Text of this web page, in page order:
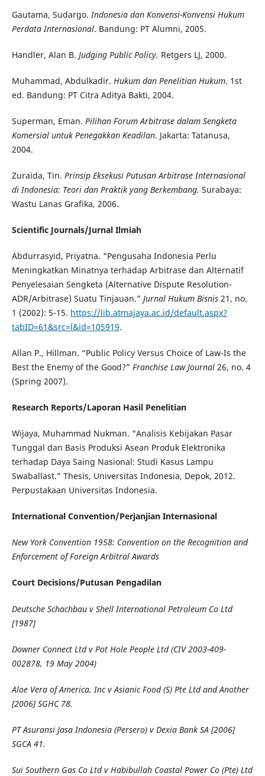
Gautama, Sudargo.Indonesia dan Konvensi-Konvensi Hukum
Perdata Internasional. Bandung: PT Alumni, 2005.
Handler, Alan B. Judging Public Policy. Retgers LJ, 2000.
Muhammad, Abdulkadir. Hukum dan Penelitian Hukum. 1st
ed. Bandung: PT Citra Aditya Bakti, 2004.
Superman, Eman. Pilihan Forum Arbitrase dalam Sengketa
Komersial untuk Penegakkan Keadilan. Jakarta: Tatanusa,
2004.
Zuraida, Tin. Prinsip Eksekusi Putusan Arbitrase Internasional
di Indonesia: Teori dan Praktik yang Berkembang. Surabaya:
Wastu Lanas Grafika, 2006.
Scientific Journals/Jurnal Ilmiah
Abdurrasyid, Priyatna. “Pengusaha Indonesia Perlu
Meningkatkan Minatnya terhadap Arbitrase dan Alternatif
Penyelesaian Sengketa (Alternative Dispute Resolution-
ADR/Arbitrase) Suatu Tinjauan.” Jurnal Hukum Bisnis21, no.
1 (2002): 5-15. https://lib.atmajaya.ac.id/default.aspx?
tabID=61&src=l&id=105919.
Allan P., Hillman. “Public Policy Versus Choice of Law-Is the
Best the Enemy of the Good?” Franchise Law Journal 26, no. 4
(Spring 2007).
Research Reports/Laporan Hasil Penelitian
Wijaya, Muhammad Nukman. “Analisis Kebijakan Pasar
Tunggal dan Basis Produksi Asean Produk Elektronika
terhadap Daya Saing Nasional: Studi Kasus Lampu
Swaballast.” Thesis, Universitas Indonesia, Depok, 2012.
Perpustakaan Universitas Indonesia.
International Convention/Perjanjian Internasional
New York Convention 1958: Convention on the Recognition and
Enforcement of Foreign Arbitral Awards
Court Decisions/Putusan Pengadilan
Deutsche Schachbau v Shell International Petroleum Co Ltd
[1987]
Downer Connect Ltd v Pot Hole People Ltd (CIV 2003-409-
002878, 19 May 2004)
Aloe Vera of America, Inc v Asianic Food (S) Pte Ltd and Another
[2006] SGHC 78.
PT Asuransi Jasa Indonesia (Persero) v Dexia Bank SA [2006]
SGCA 41.
Sui Southern Gas Co Ltd v Habibullah Coastal Power Co (Pte) Ltd